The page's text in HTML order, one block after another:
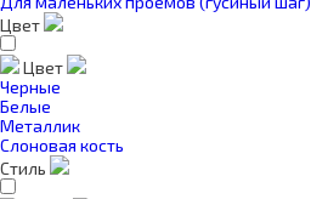
Цвет
Цвет
Черные
Белые
Металлик
Слоновая кость
Стиль